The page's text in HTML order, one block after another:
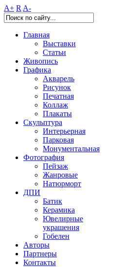
A+ R A-
Главная
Выставки
Статьи
Живопись
Графика
Акварель
Рисунок
Печатная
Коллаж
Плакаты
Скульптура
Интерьерная
Парковая
Монументальная
Фотография
Пейзаж
Жанровые
Натюрморт
ДПИ
Батик
Керамика
Ювелирные
украшения
Гобелен
Авторы
Партнеры
Контакты